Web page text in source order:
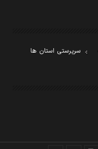
سرپرستی استان ها